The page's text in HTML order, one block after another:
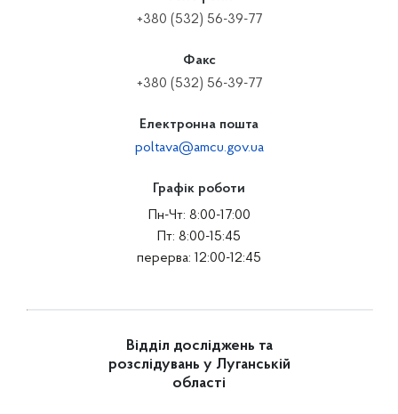
+380 (532) 56-39-77
Факс
+380 (532) 56-39-77
Електронна пошта
poltava@amcu.gov.ua
Графік роботи
Пн-Чт: 8:00-17:00
Пт: 8:00-15:45
перерва: 12:00-12:45
Відділ досліджень та
розслідувань у Луганській
області